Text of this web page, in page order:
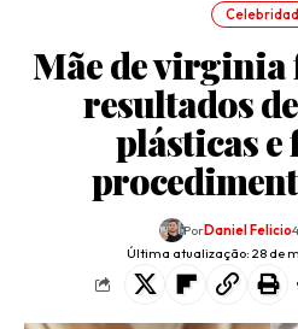
Mãe de virginia
resultados
plásticas e
Última atualização: 28 de
PorDaniel Felicio